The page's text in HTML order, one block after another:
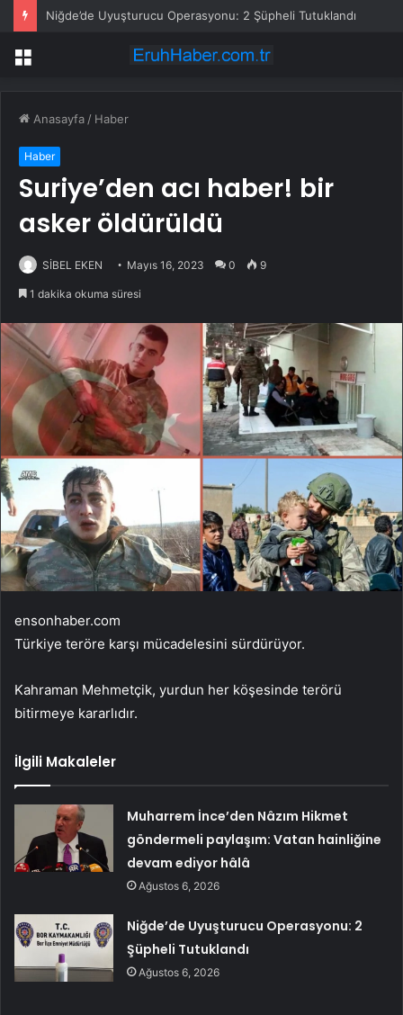
Niğde’de Uyuşturucu Operasyonu: 2 Şüpheli Tutuklandı
Menü
Anasayfa / Haber
Haber
Suriye’den acı haber! bir
asker öldürüldü
SİBEL EKEN Mayıs 16, 2023 0 9
1 dakika okuma süresi
ensonhaber.com
Türkiye teröre karşı mücadelesini sürdürüyor.
Kahraman Mehmetçik, yurdun her köşesinde terörü
bitirmeye kararlıdır.
İlgili Makaleler
Muharrem İnce’den Nâzım Hikmet
göndermeli paylaşım: Vatan hainliğine
devam ediyor hâlâ
Ağustos 6, 2026
Niğde’de Uyuşturucu Operasyonu: 2
Şüpheli Tutuklandı
Ağustos 6, 2026